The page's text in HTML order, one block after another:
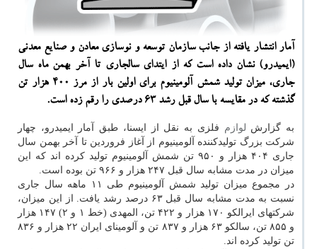
آمار انتشار یافته از جانب سازمان توسعه و نوسازی معادن و صنایع معدنی
(ایمیدرو) نشان داده است که از ایتدای سالجاری تا آخر بهمن ماه سال
جاری، میزان تولید شمش آلومینیوم برای اولین بار از مرز ۴۰۰ هزار تن
گذشته که در مقایسه با سال قبل رشد ۶۳ درصدی را رقم زده است.
به گزارش لوازم فلزی به نقل از ایسنا، طبق آمار ایمیدرو، چهار
شرکت بزرگ تولیدکننده آلومینیوم از آغاز فروردین تا آخر بهمن سال
جاری ۴۰۴ هزار و ۹۵۰ تن شمش آلومینیوم تولید کرده اند که این
میزان در مدت مشابه سال قبل ۲۴۷ هزار و ۹۶۶ تن بوده است.
در مجموع میزان تولید شمش آلومینیوم طی ۱۱ ماهه سال جاری
نسبت به مدت مشابه سال قبل ۶۳ درصد رشد یافت. از این میزان،
شرکتهای ایرالکو ۱۷۰ هزار و ۴۲۲ تن، المهدی (خط ۱ و ۲) ۱۴۷ هزار
و ۸۵۵ تن، سالکو ۶۳ هزار و ۸۳۷ تن و آلومینای ایران ۲۲ هزار و ۸۳۶
تن تولید کرده اند.